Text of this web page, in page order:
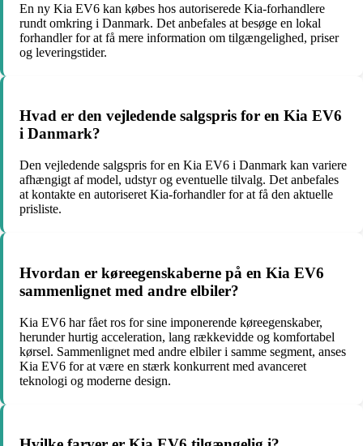
En ny Kia EV6 kan købes hos autoriserede Kia-forhandlere
rundt omkring i Danmark. Det anbefales at besøge en lokal
forhandler for at få mere information om tilgængelighed, priser
og leveringstider.
Hvad er den vejledende salgspris for en Kia EV6
i Danmark?
Den vejledende salgspris for en Kia EV6 i Danmark kan variere
afhængigt af model, udstyr og eventuelle tilvalg. Det anbefales
at kontakte en autoriseret Kia-forhandler for at få den aktuelle
prisliste.
Hvordan er køreegenskaberne på en Kia EV6
sammenlignet med andre elbiler?
Kia EV6 har fået ros for sine imponerende køreegenskaber,
herunder hurtig acceleration, lang rækkevidde og komfortabel
kørsel. Sammenlignet med andre elbiler i samme segment, anses
Kia EV6 for at være en stærk konkurrent med avanceret
teknologi og moderne design.